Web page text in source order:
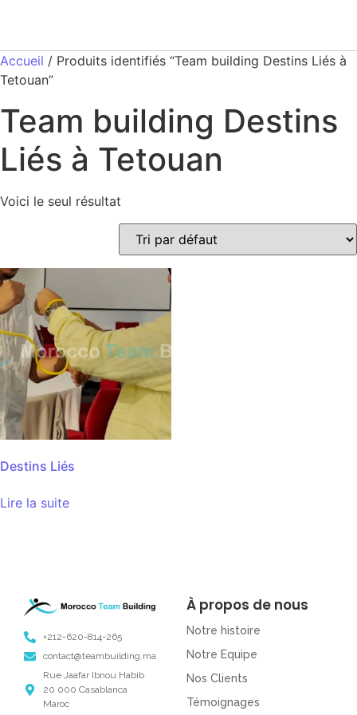
Accueil / Produits identifiés “Team building Destins Liés à
Tetouan”
Team building Destins
Liés à Tetouan
Voici le seul résultat
Destins Liés
Lire la suite
+212-620-814-265
contact@teambuilding.ma
Rue Jaafar Ibnou Habib
20 000 Casablanca
Maroc
À propos de nous
Notre histoire
Notre Equipe
Nos Clients
Témoignages